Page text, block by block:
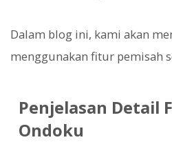
Dalam blog ini, kami akan
menggunakan fitur pemisah
Penjelasan Detail
Ondoku